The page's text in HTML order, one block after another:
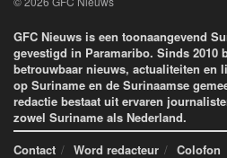
GFC Nieuws is een toonaangevend
gevestigd in Paramaribo. Sinds 2010
betrouwbaar nieuws, actualiteiten en
op Suriname en de Surinaamse
redactie bestaat uit ervaren
zowel Suriname als Nederland.
Contact
Word redacteur Colofon